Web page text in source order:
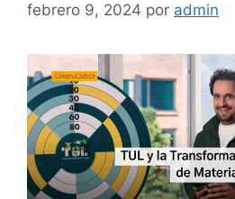
febrero 9, 2024 por admin